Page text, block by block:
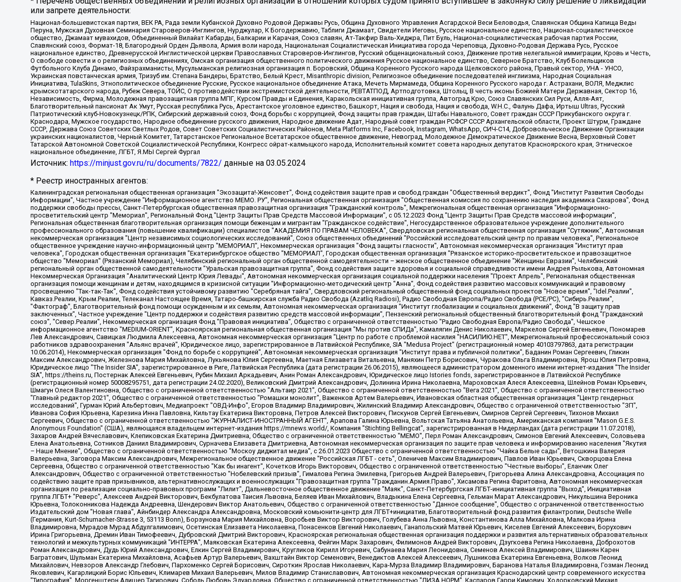
или запрете деятельности:
Национал-большевистская партия, ВЕК РА, Рада земли Кубанской Духовно Родовой Державы Русь, Община Духовного Управления Асгардской Веси Беловодья, Славянская Община Капища Веды
Перуна, Мужская Духовная Семинария Староверов-Инглингов, Нурджулар, К Богодержавию, Таблиги Джамаат, Свидетели Иеговы, Русское национальное единство, Национал-социалистическое
общество, Джамаат мувахидов, Объединенный Вилайат Кабарды, Балкарии и Карачая, Союз славян, Ат-Такфир Валь-Хиджра, Пит Буль, Национал-социалистическая рабочая партия России,
Славянский союз, Формат-18, Благородный Орден Дьявола, Армия воли народа, Национальная Социалистическая Инициатива города Череповца, Духовно-Родовая Держава Русь, Русское
национальное единство, Древнерусской Инглистической церкви Православных Староверов-Инглингов, Русский общенациональный союз, Движение против нелегальной иммиграции, Кровь и Честь,
О свободе совести и о религиозных объединениях, Омская организация общественного политического движения Русское национальное единство, Северное Братство, Клуб Болельщиков
Футбольного Клуба Динамо, Файзрахманисты, Мусульманская религиозная организация п. Боровский, Община Коренного Русского народа Щелковского района, Правый сектор, УНА - УНСО,
Украинская повстанческая армия, Тризуб им. Степана Бандеры, Братство, Белый Крест, Misanthropic division, Религиозное объединение последователей инглиизма, Народная Социальная
Инициатива, TulaSkins, Этнополитическое объединение Русские, Русское национальное объединение Атака, Мечеть Мирмамеда, Община Коренного Русского народа г. Астрахани, ВОЛЯ, Меджлис
крымскотатарского народа, Рубеж Севера, ТОЙС, О противодействии экстремистской деятельности, РЕВТАТПОД, Артподготовка, Штольц, В честь иконы Божией Матери Державная, Сектор 16,
Независимость, Фирма, Молодежная правозащитная группа МПГ, Курсом Правды и Единения, Каракольская инициативная группа, Автоград Крю, Союз Славянских Сил Руси, Алля-Аят,
Благотворительный пансионат Ак Умут, Русская республика Русь, Арестантское уголовное единство, Башкорт, Нация и свобода, Нация и свобода, W.H.С., Фалунь Дафа, Иртыш Ultras, Русский
Патриотический клуб-Новокузнецк/РПК, Сибирский державный союз, Фонд борьбы с коррупцией, Фонд защиты прав граждан, Штабы Навального, Совет граждан СССР Прикубанского округа г.
Краснодара, Мужское государство, Народное объединение русского движения, Народное движение Адат, Народный совет граждан РСФСР СССР Архангельской области, Проект Штурм, Граждане
СССР, Держава Союз Советских Светлых Родов, Совет Советских Социалистических Районов, Meta Platforms Inc, Facebook, Instagram, WhatsApp, СИЧ-С14, Добровольческое Движение Организации
украинских националистов, Черный Комитет, Татарстанское Региональное Всетатарское общественное движение, Невоград, Молодежное Демократическое Движение Весна, Верховный Совет
Татарской Автономной Советской Социалистической Республики, Конгресс ойрат-калмыцкого народа, Исполнительный комитет совета народных депутатов Красноярского края, Этническое
национальное объединение, ЛГБТ, Я.МЫ Сергей Фургал
Источник: https://minjust.gov.ru/ru/documents/7822/ данные на 03.05.2024
* Реестр иностранных агентов:
Калининградская региональная общественная организация "Экозащита!-Женсовет", Фонд содействия защите прав и свобод граждан "Общественный вердикт", Фонд "Институт Развития Свободы Информации", Частное учреждение "Информационное агентство МЕМО. РУ", Региональная общественная организация "Общественная комиссия по сохранению наследия академика Сахарова", Фонд поддержки свободы прессы, Санкт-Петербургская общественная правозащитная организация "Гражданский контроль", Межрегиональная общественная организация "Информационно-просветительский центр "Мемориал", Региональный Фонд "Центр Защиты Прав Средств Массовой Информации", с 05.12.2023 Фонд "Центр Защиты Прав Средств массовой информации", Региональная общественная благотворительная организация помощи беженцам и мигрантам "Гражданское содействие", Негосударственное образовательное учреждение дополнительного профессионального образования (повышение квалификации) специалистов "АКАДЕМИЯ ПО ПРАВАМ ЧЕЛОВЕКА", Свердловская региональная общественная организация "Сутяжник", Автономная некоммерческая организация "Центр независимых социологических исследований", Союз общественных объединений "Российский исследовательский центр по правам человека", Региональное общественное учреждение научно-информационный центр "МЕМОРИАЛ", Некоммерческая организация "Фонд защиты гласности", Автономная некоммерческая организация "Институт прав человека", Городская общественная организация "Екатеринбургское общество "МЕМОРИАЛ", Городская общественная организация "Рязанское историко-просветительское и правозащитное общество "Мемориал" (Рязанский Мемориал), Челябинский региональный орган общественной самодеятельности – женское общественное объединение "Женщины Евразии", Челябинский региональный орган общественной самодеятельности "Уральская правозащитная группа", Фонд содействия защите здоровья и социальной справедливости имени Андрея Рылькова, Автономная Некоммерческая Организация "Аналитический Центр Юрия Левады", Автономная некоммерческая организация социальной поддержки населения "Проект Апрель", Региональная общественная организация помощи женщинам и детям, находящимся в кризисной ситуации "Информационно-методический центр "Анна", Фонд содействия развитию массовых коммуникаций и правовому просвещению "Так-так-Так", Фонд содействия устойчивому развитию "Серебряная тайга", Свердловский региональный общественный фонд социальных проектов "Новое время", "Idel.Реалии", Кавказ.Реалии, Крым.Реалии, Телеканал Настоящее Время, Татаро-башкирская служба Радио Свобода (Azatliq Radiosi), Радио Свободная Европа/Радио Свобода (PCE/PC), "Сибирь.Реалии", "Фактограф", Благотворительный фонд помощи осужденным и их семьям, Автономная некоммерческая организация "Институт глобализации и социальных движений", Фонд "В защиту прав заключенных", Частное учреждение "Центр поддержки и содействия развитию средств массовой информации", Пензенский региональный общественный благотворительный фонд "Гражданский союз", "Север.Реалии", Некоммерческая организация Фонд "Правовая инициатива", Общество с ограниченной ответственностью "Радио Свободная Европа/Радио Свобода", Чешское информационное агентство "MEDIUM-ORIENT", Красноярская региональная общественная организация "Мы против СПИДа", Камалягин Денис Николаевич, Маркелов Сергей Евгеньевич, Пономарев Лев Александрович, Савицкая Людмила Алексеевна, Автономная некоммерческая организация "Центр по работе с проблемой насилия "НАСИЛИЮ.НЕТ", Межрегиональный профессиональный союз работников здравоохранения "Альянс врачей", Юридическое лицо, зарегистрированное в Латвийской Республике, SIA "Medusa Project" (регистрационный номер 40103797863, дата регистрации 10.06.2014), Некоммерческая организация "Фонд по борьбе с коррупцией", Автономная некоммерческая организация "Институт права и публичной политики", Баданин Роман Сергеевич, Гликин Максим Александрович, Железнова Мария Михайловна, Лукьянова Юлия Сергеевна, Маетная Елизавета Витальевна, Маняхин Петр Борисович, Чуракова Ольга Владимировна, Ярош Юлия Петровна, Юридическое лицо "The Insider SIA", зарегистрированное в Риге, Латвийская Республика (дата регистрации 26.06.2015), являющееся администратором доменного имени интернет-издания "The Insider SIA", https://theins.ru, Постернак Алексей Евгеньевич, Рубин Михаил Аркадьевич, Анин Роман Александрович, Юридическое лицо Istories fonds, зарегистрированное в Латвийской Республике (регистрационный номер 50008295751, дата регистрации 24.02.2020), Великовский Дмитрий Александрович, Долинина Ирина Николаевна, Мароховская Алеся Алексеевна, Шлейнов Роман Юрьевич, Шмагун Олеся Валентиновна, Общество с ограниченной ответственностью "Альтаир 2021", Общество с ограниченной ответственностью "Вега 2021", Общество с ограниченной ответственностью "Главный редактор 2021", Общество с ограниченной ответственностью "Ромашки монолит", Важенков Артем Валерьевич, Ивановская областная общественная организация "Центр гендерных исследований", Гурман Юрий Альбертович, Медиапроект "ОВД-Инфо", Егоров Владимир Владимирович, Жилинский Владимир Александрович, Общество с ограниченной ответственностью "ЗП", Иванова София Юрьевна, Карезина Инна Павловна, Кильтау Екатерина Викторовна, Петров Алексей Викторович, Пискунов Сергей Евгеньевич, Смирнов Сергей Сергеевич, Тихонов Михаил Сергеевич, Общество с ограниченной ответственностью "ЖУРНАЛИСТ-ИНОСТРАННЫЙ АГЕНТ", Арапова Галина Юрьевна, Вольтская Татьяна Анатольевна, Американская компания "Mason G.E.S. Anonymous Foundation" (США), являющаяся владельцем интернет-издания https://mnews.world/, Компания "Stichting Bellingcat", зарегистрированная в Нидерландах (дата регистрации 11.07.2018), Захаров Андрей Вячеславович, Клепиковская Екатерина Дмитриевна, Общество с ограниченной ответственностью "МЕМО", Перл Роман Александрович, Симонов Евгений Алексеевич, Соловьева Елена Анатольевна, Сотников Даниил Владимирович, Сурначева Елизавета Дмитриевна, Автономная некоммерческая организация по защите прав человека и информированию населения "Якутия – Наше Мнение", Общество с ограниченной ответственностью "Москоу диджитал медиа", с 26.01.2023 Общество с ограниченной ответственностью "Чайка Белые сады", Ветошкина Валерия Валерьевна, Заговора Максим Александрович, Межрегиональное общественное движение "Российская ЛГБТ - сеть", Оленичев Максим Владимирович, Павлов Иван Юрьевич, Скворцова Елена Сергеевна, Общество с ограниченной ответственностью "Как бы инагент", Кочетков Игорь Викторович, Общество с ограниченной ответственностью "Честные выборы", Еланчик Олег Александрович, Общество с ограниченной ответственностью "Нобелевский призыв", Гималова Регина Эмилевна, Григорьев Андрей Валерьевич, Григорьева Алина Александровна, Ассоциация по содействию защите прав призывников, альтернативнослужащих и военнослужащих "Правозащитная группа "Гражданин.Армия.Право", Хисамова Регина Фаритовна, Автономная некоммерческая организация по реализации социально-правовых программ "Лилит", Дальневосточное общественное движение "Маяк", Санкт-Петербургская ЛГБТ-инициативная группа "Выход", Инициативная группа ЛГБТ+ "Реверс", Алексеев Андрей Викторович, Бекбулатова Таисия Львовна, Беляев Иван Михайлович, Владыкина Елена Сергеевна, Гельман Марат Александрович, Никульшина Вероника Юрьевна, Толоконникова Надежда Андреевна, Шендерович Виктор Анатольевич, Общество с ограниченной ответственностью "Данное сообщение", Общество с ограниченной ответственностью Издательский дом "Новая глава", Айнбиндер Александра Александровна, Московский комьюнити-центр для ЛГБТ+инициатив, Благотворительный фонд развития филантропии, Deutsche Welle (Германия, Kurt-Schumacher-Strasse 3, 53113 Bonn), Борзунова Мария Михайловна, Воробьев Виктор Викторович, Голубева Анна Львовна, Константинова Алла Михайловна, Малкова Ирина Владимировна, Мурадов Мурад Абдулгалимович, Осетинская Елизавета Николаевна, Понасенков Евгений Николаевич, Ганапольский Матвей Юрьевич, Киселев Евгений Алексеевич, Борухович Ирина Григорьевна, Дремин Иван Тимофеевич, Дубровский Дмитрий Викторович, Красноярская региональная общественная организация поддержки и развития альтернативных образовательных технологий и межкультурных коммуникаций "ИНТЕРРА", Маяковская Екатерина Алексеевна, Фейгин Марк Захарович, Филимонов Андрей Викторович, Дзугкоева Регина Николаевна, Доброхотов Роман Александрович, Дудь Юрий Александрович, Елкин Сергей Владимирович, Кругликов Кирилл Игоревич, Сабунаева Мария Леонидовна, Семенов Алексей Владимирович, Шаинян Карен Багратович, Шульман Екатерина Михайловна, Асафьев Артур Валерьевич, Вахштайн Виктор Семенович, Венедиктов Алексей Алексеевич, Лушникова Екатерина Евгеньевна, Волков Леонид Михайлович, Невзоров Александр Глебович, Пархоменко Сергей Борисович, Сироткин Ярослав Николаевич, Кара-Мурза Владимир Владимирович, Баранова Наталья Владимировна, Гозман Леонид Яковлевич, Кагарлицкий Борис Юльевич, Климарев Михаил Валерьевич, Милов Владимир Станиславович, Автономная некоммерческая организация Краснодарский центр современного искусства "Типография", Моргенштерн Алишер Тагирович, Соболь Любовь Эдуардовна, Общество с ограниченной ответственностью "ЛИЗА НОРМ", Каспаров Гарри Кимович, Ходорковский Михаил Борисович, Общество с ограниченной ответственностью "Апрельские тезисы", Данилович Ирина Брониславовна, Кашин Олег Владимирович, Петров Николай Владимирович, Пивоваров Алексей Владимирович, Соколов Михаил Владимирович, Цветкова Юлия Владимировна, Чичваркин Евгений Александрович, Комитет против пыток/Команда против пыток, Общество с ограниченной ответственностью "Первый научный", Общество с ограниченной ответственностью "Вертолет и ко", Белоцерковская Вероника Борисовна, Кац Максим Евгеньевич, Лазарева Татьяна Юрьевна, Шаведдинов Руслан Табризович, Яшин Илья Валерьевич, Общество с ограниченной ответственностью "Иноагент ААВ", Алешковский Дмитрий Петрович, Альбац Евгения Марковна, Быков Дмитрий Львович, Галямина Юлия Евгеньевна, Лойко Сергей Леонидович, Мартынов Кирилл Константинович, Медведев Сергей Александрович, Крашенинников Федор Геннадиевич, Гордеева Катерина Вл